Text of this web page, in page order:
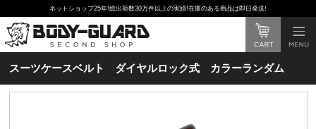
ネットショップ25年!総出荷数30万件以上の実績!在庫のある商品は即日発送!
スーツケースベルト ダイヤルロック式 カラーランダム